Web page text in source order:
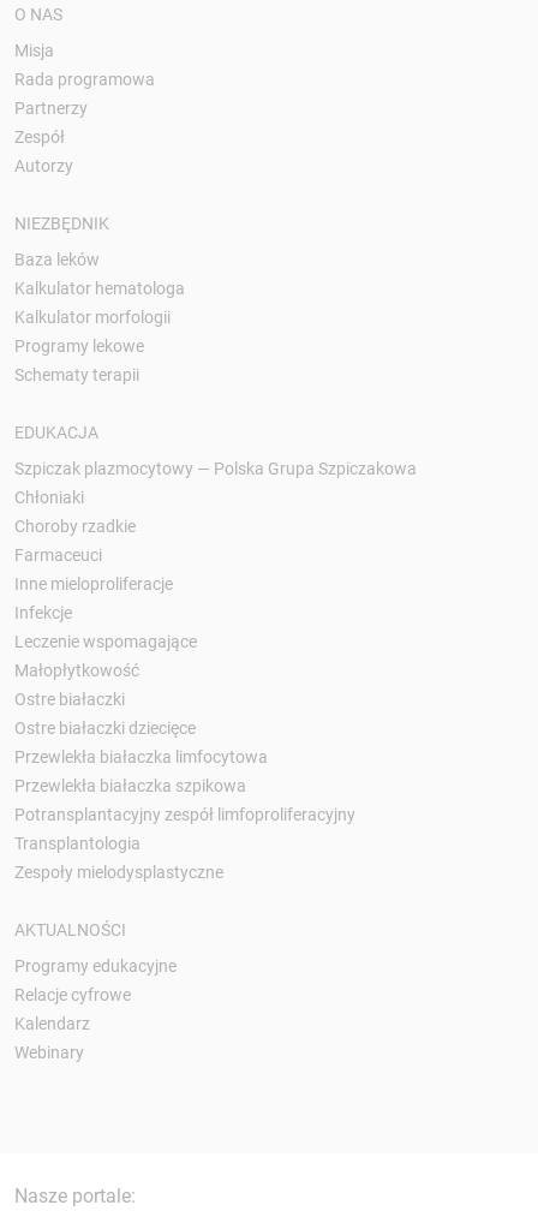
O NAS
Misja
Rada programowa
Partnerzy
Zespół
Autorzy
NIEZBĘDNIK
Baza leków
Kalkulator hematologa
Kalkulator morfologii
Programy lekowe
Schematy terapii
EDUKACJA
Szpiczak plazmocytowy — Polska Grupa Szpiczakowa
Chłoniaki
Choroby rzadkie
Farmaceuci
Inne mieloproliferacje
Infekcje
Leczenie wspomagające
Małopłytkowość
Ostre białaczki
Ostre białaczki dziecięce
Przewlekła białaczka limfocytowa
Przewlekła białaczka szpikowa
Potransplantacyjny zespół limfoproliferacyjny
Transplantologia
Zespoły mielodysplastyczne
AKTUALNOŚCI
Programy edukacyjne
Relacje cyfrowe
Kalendarz
Webinary
Nasze portale: